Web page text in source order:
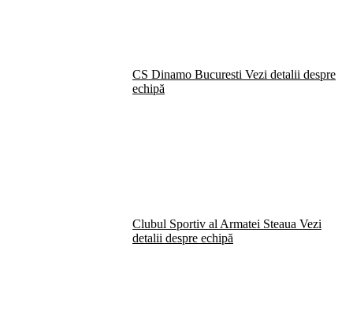
CS Dinamo Bucuresti Vezi detalii despre
echipă
Clubul Sportiv al Armatei Steaua Vezi
detalii despre echipă